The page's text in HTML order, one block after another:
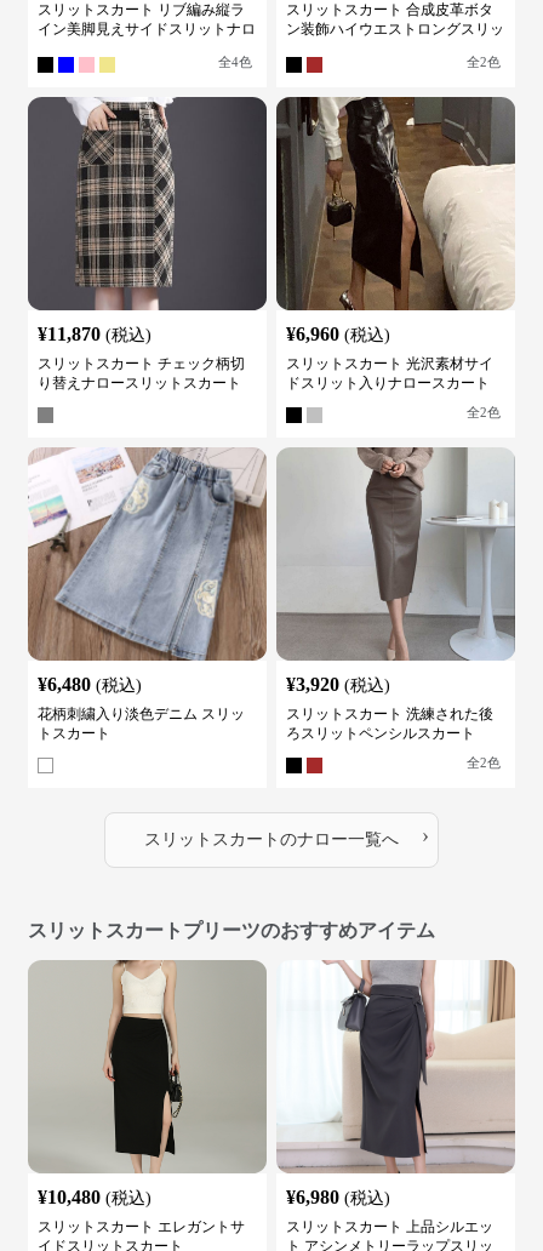
スリットスカート リブ編み縦ラ
イン美脚見えサイドスリットナロ
全4色
スリットスカート 合成皮革ボタ
ン装飾ハイウエストロングスリッ
全2色
¥11,870 (税込)
スリットスカート チェック柄切
り替えナロースリットスカート
¥6,960 (税込)
スリットスカート 光沢素材サイ
ドスリット入りナロースカート
全2色
¥6,480 (税込)
花柄刺繍入り淡色デニム スリッ
トスカート
¥3,920 (税込)
スリットスカート 洗練された後
ろスリットペンシルスカート
全2色
スリットスカート のナロー一覧へ ›
スリットスカートプリーツのおすすめアイテム
¥10,480 (税込)
スリットスカート エレガントサ
イドスリットスカート
¥6,980 (税込)
スリットスカート 上品シルエッ
ト アシンメトリーラップスリッ